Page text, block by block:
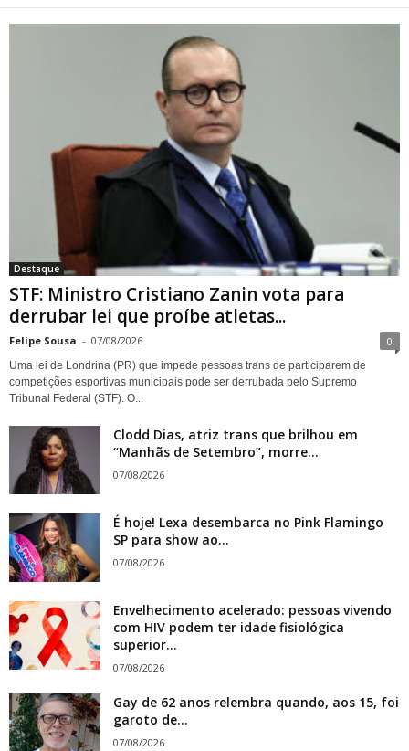
STF: Ministro Cristiano Zanin
vota para derrubar lei que
proíbe atletas transgênero
em competições de Londrina
Destaque
STF: Ministro Cristiano Zanin vota para
derrubar lei que proíbe atletas...
Felipe Sousa - 07/08/2026 0
Uma lei de Londrina (PR) que impede pessoas trans de participarem de
competições esportivas municipais pode ser derrubada pelo Supremo
Tribunal Federal (STF). O...
Clodd Dias, atriz trans que brilhou em
“Manhãs de Setembro”, morre...
07/08/2026
É hoje! Lexa desembarca no Pink Flamingo
SP para show ao...
07/08/2026
Envelhecimento acelerado: pessoas vivendo
com HIV podem ter idade fisiológica
superior...
07/08/2026
Gay de 62 anos relembra quando, aos 15, foi
garoto de...
07/08/2026